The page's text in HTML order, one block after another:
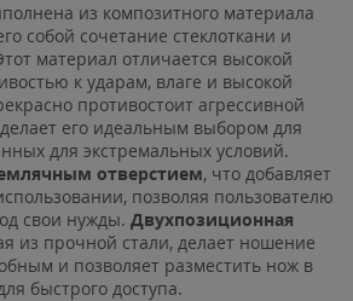
из композитного материала
собой сочетание стеклоткани и
материал отличается высокой
к ударам, влаге и высокой
противостоит агрессивной
его идеальным выбором для
для экстремальных условий.
отверстием, что добавляет
позволяя пользователю
свои нужды. Двухпозиционная
из прочной стали, делает ношение
и позволяет разместить нож в
быстрого доступа.